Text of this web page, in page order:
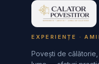
EXPERIENȚE ·
Povești de